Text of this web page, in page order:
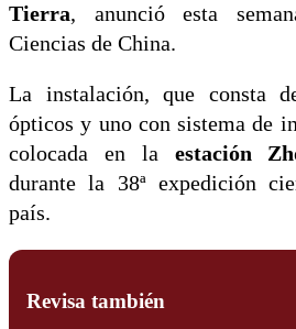
Tierra, anunció esta
Ciencias de China.
La instalación, que consta
ópticos y uno con sistema de
colocada en la estación
durante la 38ª expedición
país.
Revisa también